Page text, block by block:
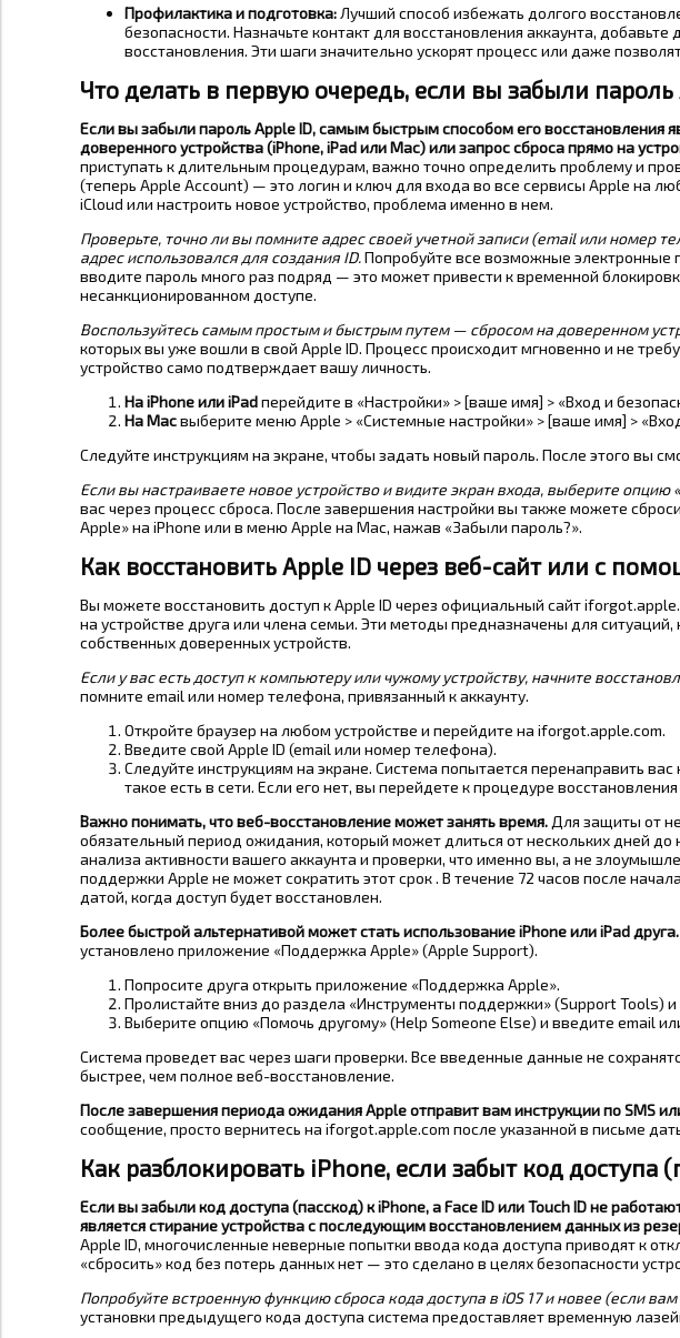
Профилактика и подготовка:Лучший способ избежать долгого
безопасности. Назначьте контакт для восстановления аккаунта,
восстановления. Эти шаги значительно ускорят процесс или даже
Что делать в первую очередь, если вы забыли пароль
Если вы забыли пароль Apple ID, самым быстрым способом его восстановления
доверенного устройства (iPhone, iPad или Mac) или запрос сброса прямо на
приступать к длительным процедурам, важно точно определить проблему и
(теперь Apple Account) — это логин и ключ для входа во все сервисы Apple на
iCloud или настроить новое устройство, проблема именно в нем.
Проверьте, точно ли вы помните адрес своей учетной записи (email или номер
адрес использовался для создания ID.Попробуйте все возможные электронные
вводите пароль много раз подряд — это может привести к временной
несанкционированном доступе.
Воспользуйтесь самым простым и быстрым путем — сбросом на доверенном
которых вы уже вошли в свой Apple ID. Процесс происходит мгновенно и не
устройство само подтверждает вашу личность.
На iPhone или iPadперейдите в «Настройки» > [ваше имя] > «Вход и
На Macвыберите меню Apple > «Системные настройки» > [ваше имя] >
Следуйте инструкциям на экране, чтобы задать новый пароль. После этого вы
Если вы настраиваете новое устройство и видите экран входа, выберите опцию
вас через процесс сброса. После завершения настройки вы также можете
Apple» на iPhone или в меню Apple на Mac, нажав «Забыли пароль?».
Как восстановить Apple ID через веб-сайт или с
Вы можете восстановить доступ к Apple ID через официальный сайт
на устройстве друга или члена семьи. Эти методы предназначены для ситуаций,
собственных доверенных устройств.
Если у вас есть доступ к компьютеру или чужому устройству, начните
помните email или номер телефона, привязанный к аккаунту.
Откройте браузер на любом устройстве и перейдите на iforgot.apple.com.
Введите свой Apple ID (email или номер телефона).
Следуйте инструкциям на экране. Система попытается перенаправить
такое есть в сети. Если его нет, вы перейдете к процедуре восстановления
Важно понимать, что веб-восстановление может занять время. Для защиты от
обязательный период ожидания, который может длиться от нескольких дней
анализа активности вашего аккаунта и проверки, что именно вы, а не
поддержки Apple не может сократить этот срок . В течение 72 часов после
датой, когда доступ будет восстановлен.
Более быстрой альтернативой может стать использование iPhone или iPad друга.
установлено приложение «Поддержка Apple» (Apple Support).
Попросите друга открыть приложение «Поддержка Apple».
Пролистайте вниз до раздела «Инструменты поддержки» (Support Tools)
Выберите опцию «Помочь другому» (Help Someone Else) и введите email
Система проведет вас через шаги проверки. Все введенные данные не
быстрее, чем полное веб-восстановление.
После завершения периода ожидания Apple отправит вам инструкции по SMS
сообщение, просто вернитесь на iforgot.apple.com после указанной в письме
Как разблокировать iPhone, если забыт код доступа
Если вы забыли код доступа (пасскод) к iPhone, а Face ID или Touch ID не
является стирание устройства с последующим восстановлением данных из
Apple ID, многочисленные неверные попытки ввода кода доступа приводят к
«сбросить» код без потерь данных нет — это сделано в целях безопасности
Попробуйте встроенную функцию сброса кода доступа в iOS 17 и новее (если
установки предыдущего кода доступа система предоставляет временную